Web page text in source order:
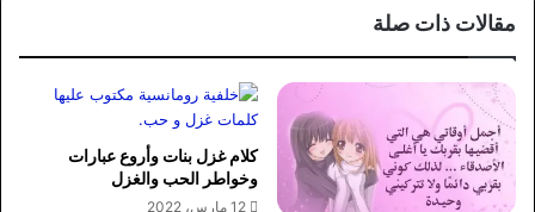
مقالات ذات صلة
كلام غزل بنات وأروع عبارات
وخواطر الحب والغزل
12 مارس، 2022